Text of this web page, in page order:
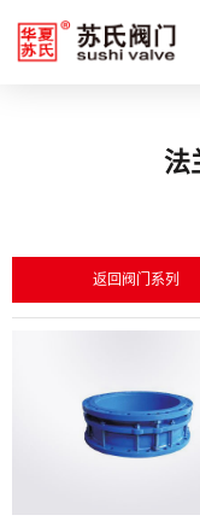
法
返回阀门系列